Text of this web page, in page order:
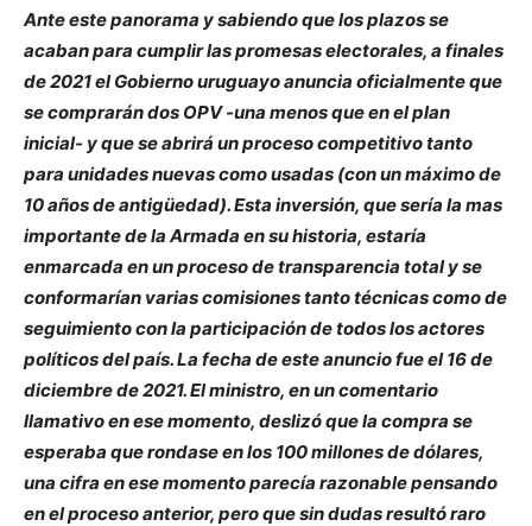
Ante este panorama y sabiendo que los plazos se
acaban para cumplir las promesas electorales, a finales
de 2021 el Gobierno uruguayo anuncia oficialmente que
se comprarán dos OPV -una menos que en el plan
inicial- y que se abrirá un proceso competitivo tanto
para unidades nuevas como usadas (con un máximo de
10 años de antigüedad). Esta inversión, que sería la mas
importante de la Armada en su historia, estaría
enmarcada en un proceso de transparencia total y se
conformarían varias comisiones tanto técnicas como de
seguimiento con la participación de todos los actores
políticos del país. La fecha de este anuncio fue el 16 de
diciembre de 2021. El ministro, en un comentario
llamativo en ese momento, deslizó que la compra se
esperaba que rondase en los 100 millones de dólares,
una cifra en ese momento parecía razonable pensando
en el proceso anterior, pero que sin dudas resultó raro